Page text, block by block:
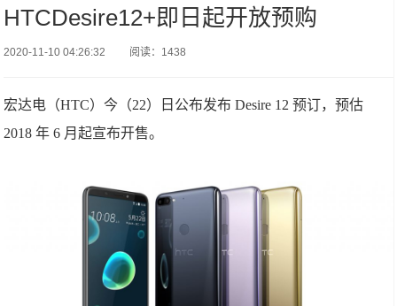
HTCDesire12+即日起开放预购
2020-11-10 04:26:32 阅读：1438
宏达电（HTC）今（22）日公布发布 Desire 12 预订，预估
2018 年 6 月起宣布开售。